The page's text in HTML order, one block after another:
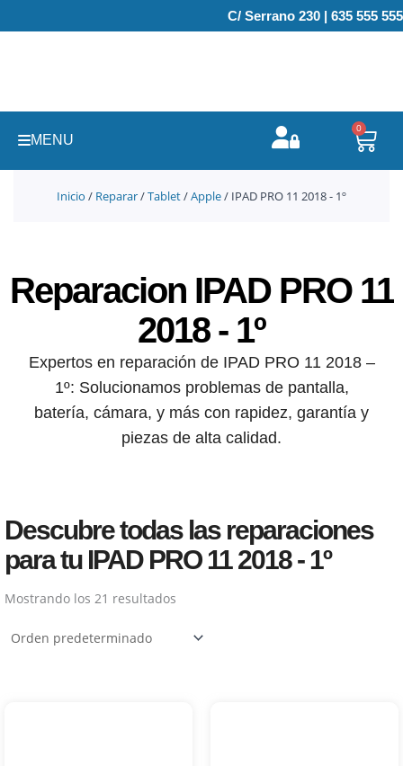
al
C/ Serrano 230 | 635 555 555
MENU
0
Inicio / Reparar/Tablet/Apple/ IPAD PRO 11 2018 - 1º
Reparacion IPAD PRO 11
2018 - 1º
Expertos en reparación de IPAD PRO 11 2018 –
1º: Solucionamos problemas de pantalla,
batería, cámara, y más con rapidez, garantía y
piezas de alta calidad.
Descubre todas las reparaciones
para tu IPAD PRO 11 2018 - 1º
Mostrando los 21 resultados